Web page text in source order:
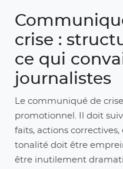
crise :
ce qui
journalistes
Le communiqué de
promotionnel. Il doit
faits, actions
tonalité doit être
être inutilement